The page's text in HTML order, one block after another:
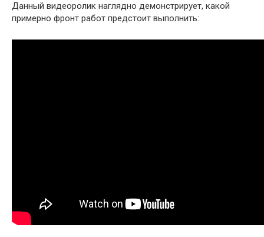
Данный видеоролик наглядно демонстрирует, какой
примерно фронт работ предстоит выполнить: